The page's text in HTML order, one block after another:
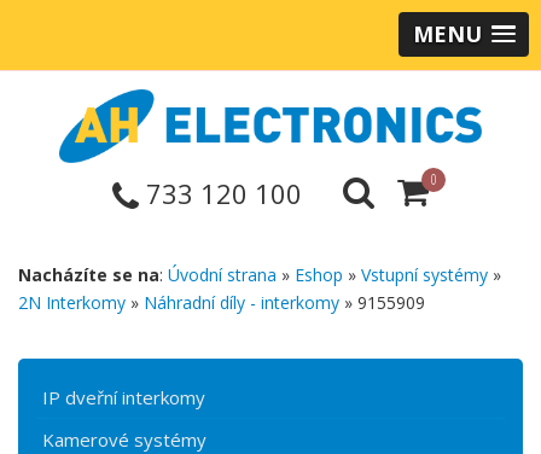
MENU
733 120 100 0
Nacházíte se na: Úvodní strana » Eshop » Vstupní systémy »
2N Interkomy » Náhradní díly - interkomy » 9155909
IP dveřní interkomy
Kamerové systémy